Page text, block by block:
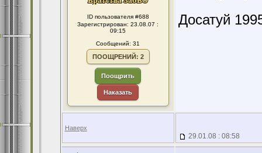
ID пользователя #688
Зарегистрирован: 23.08.07 :
09:15
Сообщений: 31
ПООЩРЕНИЙ: 2
Поощрить
Наказать
Досатуй
Наверх
29.01.08 : 08:58